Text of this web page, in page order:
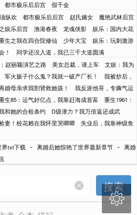
都市极乐后后宫 假千金
纵欢 都市极乐后后宫 赵氏嫡女
魔艳武林后宫
娱乐后宫 渔港春夜 龙魂侠影
娱乐：国内大花
生之我在四合院修仙 少年大宝
娱乐：玩刺激游
！ 同学还没入道，我已三千大道圆满
赵丽颖演艺之路 美女总裁，请上车
文娱：我为
军火贩子什么鬼？我就一破产厂长！
我被炒后，
婚母亲求我割肾救她孩！
我反派他哥，专薅气运
生85：运气好亿点，我靠赶海成首富
重生1961：
和她的合租条约
D级潜力？我万倍返还成武
妻！校花赖在我怀里哭唧唧
失业后，我靠神级鱼
界txt下载 - 离婚后她惊艳了世界最新章节 - 离婚
搜索
